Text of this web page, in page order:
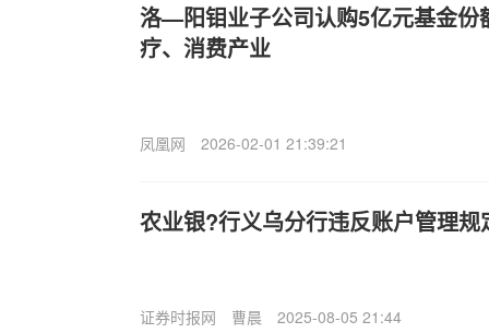
洛—阳钼业子公司认购5亿元基金份
疗、消费产业
凤凰网 2026-02-01 21:39:21
农业银?行义乌分行违反账户管理规
证券时报网 曹晨 2025-08-05 21:44